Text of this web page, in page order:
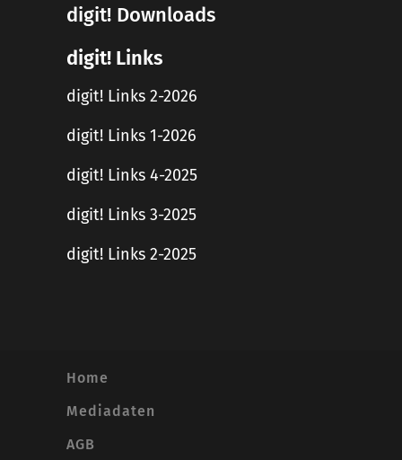
digit! Downloads
digit! Links
digit! Links 2-2026
digit! Links 1-2026
digit! Links 4-2025
digit! Links 3-2025
digit! Links 2-2025
Home
Mediadaten
AGB